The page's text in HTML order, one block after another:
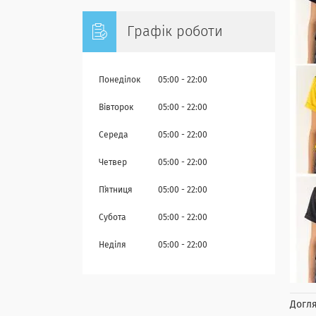
Графік роботи
Понеділок 05:00 22:00
Вівторок 05:00 22:00
Середа 05:00 22:00
Четвер 05:00 22:00
Пʼятниця 05:00 22:00
Субота 05:00 22:00
Неділя 05:00 22:00